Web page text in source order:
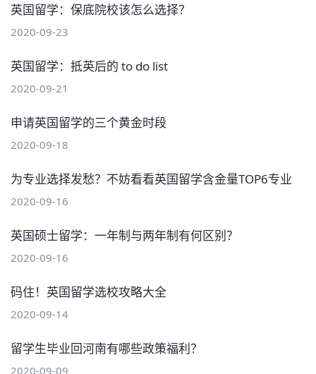
英国留学：保底院校该怎么选择？
2020-09-23
英国留学：抵英后的 to do list
2020-09-21
申请英国留学的三个黄金时段
2020-09-18
为专业选择发愁？不妨看看英国留学含金量TOP6专业
2020-09-16
英国硕士留学：一年制与两年制有何区别？
2020-09-16
码住！英国留学选校攻略大全
2020-09-14
留学生毕业回河南有哪些政策福利？
2020-09-09